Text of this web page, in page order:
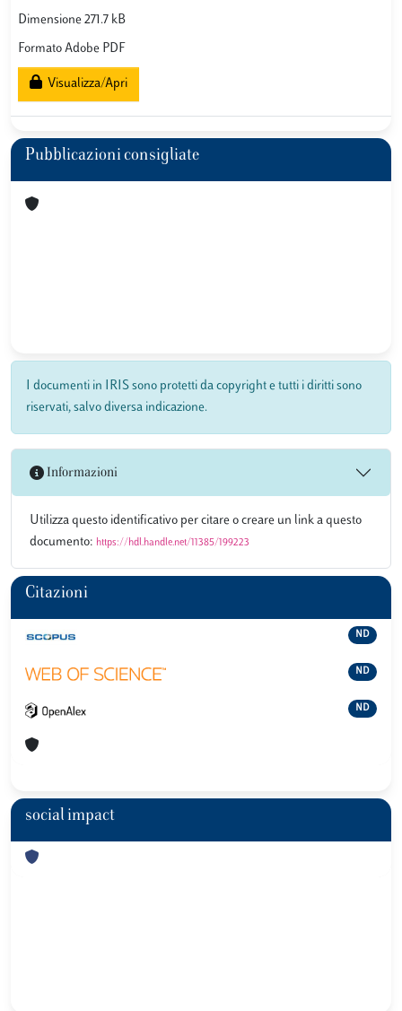
Dimensione 271.7 kB
Formato Adobe PDF
Visualizza/Apri
Pubblicazioni consigliate
I documenti in IRIS sono protetti da copyright e tutti i diritti sono
riservati, salvo diversa indicazione.
Informazioni
Utilizza questo identificativo per citare o creare un link a questo
documento: https://hdl.handle.net/11385/199223
Citazioni
ND
ND
ND
social impact